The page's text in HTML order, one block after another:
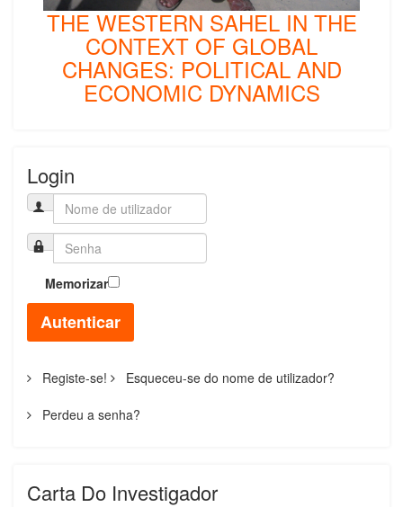
THE WESTERN SAHEL IN THE
CONTEXT OF GLOBAL
CHANGES: POLITICAL AND
ECONOMIC DYNAMICS
Login
Memorizar
Autenticar
Registe-se! Esqueceu-se do nome de utilizador?
Perdeu a senha?
Carta Do Investigador